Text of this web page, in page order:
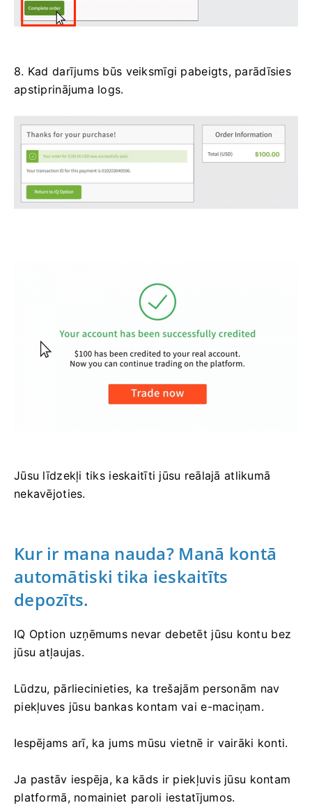
8. Kad darījums būs veiksmīgi pabeigts, parādīsies
apstiprinājuma logs.
Jūsu līdzekļi tiks ieskaitīti jūsu reālajā atlikumā
nekavējoties.
Kur ir mana nauda? Manā kontā
automātiski tika ieskaitīts
depozīts.
IQ Option uzņēmums nevar debetēt jūsu kontu bez
jūsu atļaujas.
Lūdzu, pārliecinieties, ka trešajām personām nav
piekļuves jūsu bankas kontam vai e-maciņam.
Iespējams arī, ka jums mūsu vietnē ir vairāki konti.
Ja pastāv iespēja, ka kāds ir piekļuvis jūsu kontam
platformā, nomainiet paroli iestatījumos.